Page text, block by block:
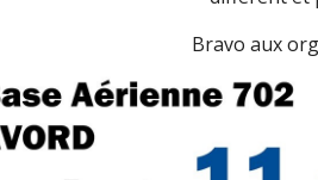
Bravo aux